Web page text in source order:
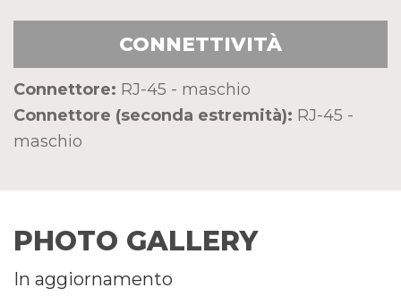
CONNETTIVITÀ
Connettore: RJ-45 - maschio
Connettore (seconda estremità): RJ-45 -
maschio
PHOTO GALLERY
In aggiornamento